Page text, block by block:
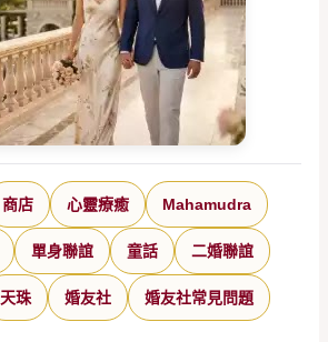
商店 心靈療癒 Mahamudra
單身聯誼 童話 二婚聯誼
天珠 婚友社 婚友社常見問題